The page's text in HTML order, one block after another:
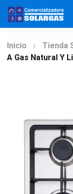
Inicio Tienda
A Gas Natural Y